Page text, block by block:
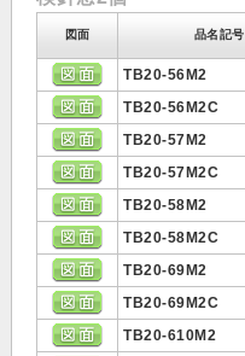
図面 品名記号
TB20-56M2
TB20-56M2C
TB20-57M2
TB20-57M2C
TB20-58M2
TB20-58M2C
TB20-69M2
TB20-69M2C
TB20-610M2